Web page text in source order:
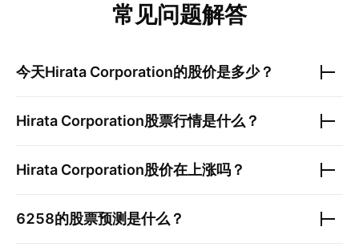
常见问题解答
今天Hirata Corporation的股价是多少？
Hirata Corporation股票行情是什么？
Hirata Corporation股价在上涨吗？
6258的股票预测是什么？